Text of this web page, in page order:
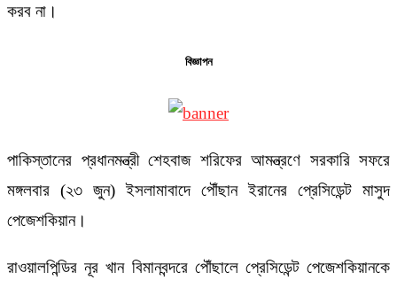
করব না।
বিজ্ঞাপন
পাকিস্তানের প্রধানমন্ত্রী শেহবাজ শরিফের আমন্ত্রণে সরকারি সফরে
মঙ্গলবার (২৩ জুন) ইসলামাবাদে পৌঁছান ইরানের প্রেসিডেন্ট মাসুদ
পেজেশকিয়ান।
রাওয়ালপিন্ডির নূর খান বিমানবন্দরে পৌঁছালে প্রেসিডেন্ট পেজেশকিয়ানকে